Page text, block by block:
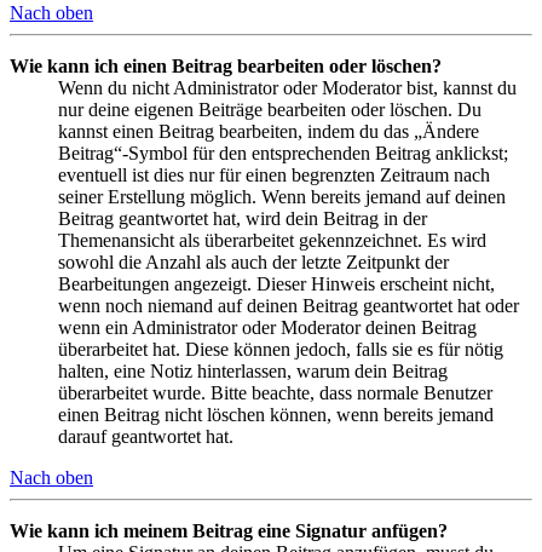
Nach oben
Wie kann ich einen Beitrag bearbeiten oder löschen?
Wenn du nicht Administrator oder Moderator bist, kannst du
nur deine eigenen Beiträge bearbeiten oder löschen. Du
kannst einen Beitrag bearbeiten, indem du das „Ändere
Beitrag“-Symbol für den entsprechenden Beitrag anklickst;
eventuell ist dies nur für einen begrenzten Zeitraum nach
seiner Erstellung möglich. Wenn bereits jemand auf deinen
Beitrag geantwortet hat, wird dein Beitrag in der
Themenansicht als überarbeitet gekennzeichnet. Es wird
sowohl die Anzahl als auch der letzte Zeitpunkt der
Bearbeitungen angezeigt. Dieser Hinweis erscheint nicht,
wenn noch niemand auf deinen Beitrag geantwortet hat oder
wenn ein Administrator oder Moderator deinen Beitrag
überarbeitet hat. Diese können jedoch, falls sie es für nötig
halten, eine Notiz hinterlassen, warum dein Beitrag
überarbeitet wurde. Bitte beachte, dass normale Benutzer
einen Beitrag nicht löschen können, wenn bereits jemand
darauf geantwortet hat.
Nach oben
Wie kann ich meinem Beitrag eine Signatur anfügen?